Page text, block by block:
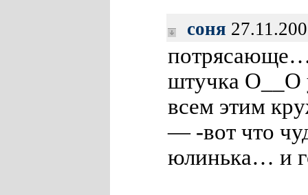
соня
штучка О__О
всем этим
— -вот что
юлинька… и